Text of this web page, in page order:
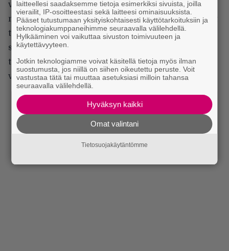
vaan oikein koe sitä mielekkääksi ulosannin
muodoksi mulle. Varmaan sitten, kun tätä on tehnyt
tarpeeksi kauan, ei jaksa muuta kun rokata. Nyt
sanoitukset syntyy niin hitaan ja vaivalloisen työn
tuloksena, että ei siinä pääse paljo revittelemään,
vokalisti Masa lisää.
laitteellesi saadaksemme tietoja esimerkiksi sivuista, joilla
vierailit, IP-osoitteestasi sekä laitteesi ominaisuuksista.
Pääset tutustumaan yksityiskohtaisesti käyttötarkoituksiin ja
teknologiakumppaneihimme seuraavalla välilehdellä.
Hylkääminen voi vaikuttaa sivuston toimivuuteen ja
käytettävyyteen.
Jotkin teknologiamme voivat käsitellä tietoja myös ilman
suostumusta, jos niillä on siihen oikeutettu peruste. Voit
vastustaa tätä tai muuttaa asetuksiasi milloin tahansa
seuraavalla välilehdellä.
Hyväksyn kaikki
Omat valintani
Tietosuojakäytäntömme